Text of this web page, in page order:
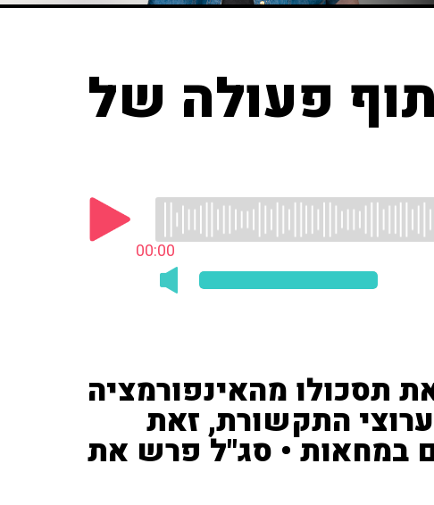
פעולה של
00:00
תסכולו מהאינפורמציה
התקשורת, זאת
במחאות • סג"ל פרש את